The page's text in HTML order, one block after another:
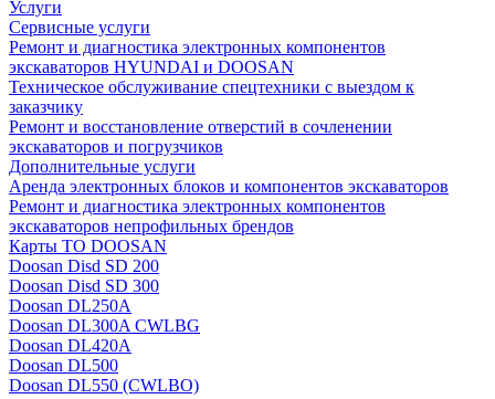
Услуги
Сервисные услуги
Ремонт и диагностика электронных компонентов
экскаваторов HYUNDAI и DOOSAN
Техническое обслуживание спецтехники с выездом к
заказчику
Ремонт и восстановление отверстий в сочленении
экскаваторов и погрузчиков
Дополнительные услуги
Аренда электронных блоков и компонентов экскаваторов
Ремонт и диагностика электронных компонентов
экскаваторов непрофильных брендов
Карты ТО DOOSAN
Doosan Disd SD 200
Doosan Disd SD 300
Doosan DL250A
Doosan DL300A CWLBG
Doosan DL420A
Doosan DL500
Doosan DL550 (CWLBO)